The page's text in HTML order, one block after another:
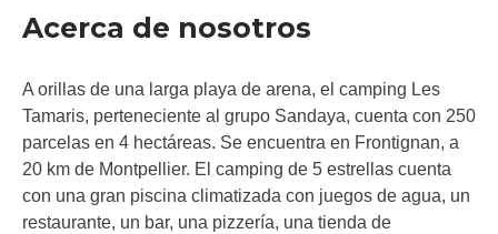
Acerca de nosotros
A orillas de una larga playa de arena, el camping Les
Tamaris, perteneciente al grupo Sandaya, cuenta con 250
parcelas en 4 hectáreas. Se encuentra en Frontignan, a
20 km de Montpellier. El camping de 5 estrellas cuenta
con una gran piscina climatizada con juegos de agua, un
restaurante, un bar, una pizzería, una tienda de